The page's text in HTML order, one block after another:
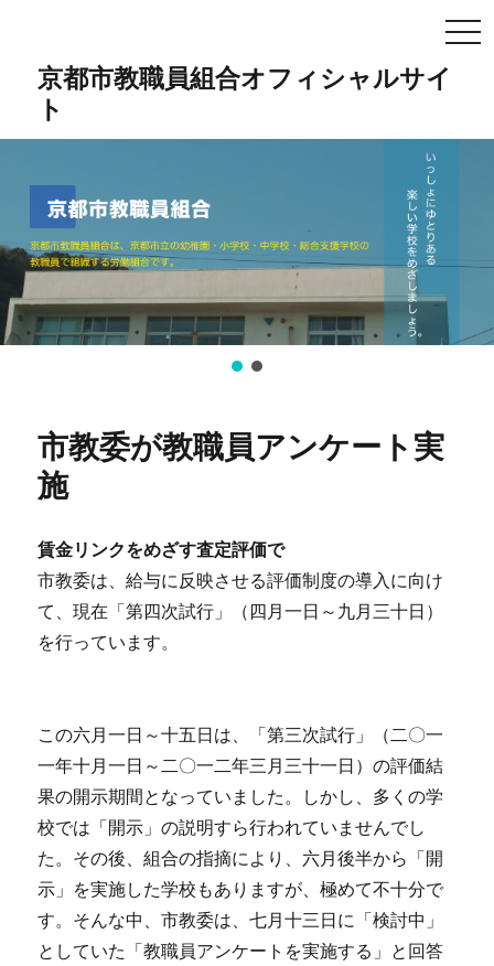
京都市教職員組合オフィシャルサイ
ト
市教委が教職員アンケート実
施
賃金リンクをめざす査定評価で
市教委は、給与に反映させる評価制度の導入に向け
て、現在「第四次試行」（四月一日～九月三十日）
を行っています。
この六月一日～十五日は、「第三次試行」（二〇一
一年十月一日～二〇一二年三月三十一日）の評価結
果の開示期間となっていました。しかし、多くの学
校では「開示」の説明すら行われていませんでし
た。その後、組合の指摘により、六月後半から「開
示」を実施した学校もありますが、極めて不十分で
す。そんな中、市教委は、七月十三日に「検討中」
としていた「教職員アンケートを実施する」と回答